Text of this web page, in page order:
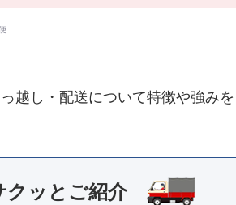
越し・配送について特徴や強み
クッとご紹介